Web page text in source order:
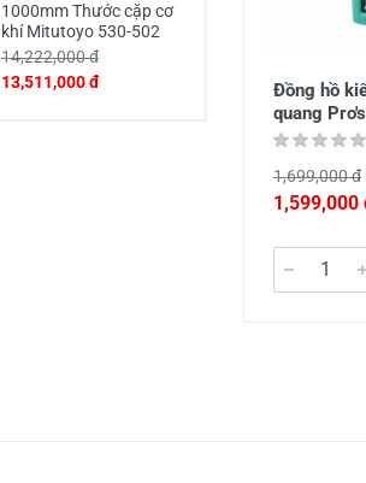
1000mm Thước cặp cơ
khí Mitutoyo 530-502
14,222,000 đ
13,511,000 đ
Đồng hồ
quang
1,699,000 đ
1,599,000